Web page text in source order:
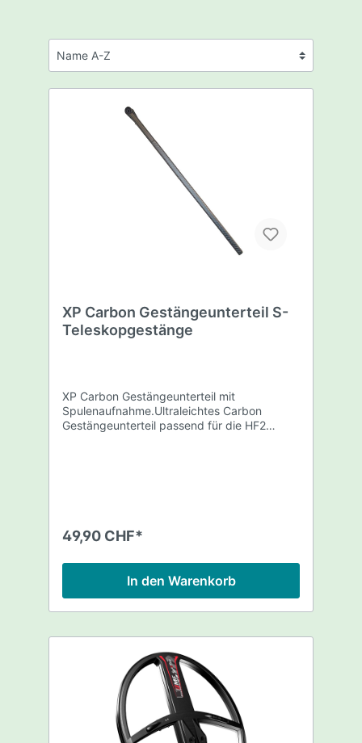
XP Carbon Gestängeunterteil S-
Teleskopgestänge
XP Carbon Gestängeunterteil mit
Spulenaufnahme.Ultraleichtes Carbon
Gestängeunterteil passend für die HF2
49,90 CHF*
In den Warenkorb